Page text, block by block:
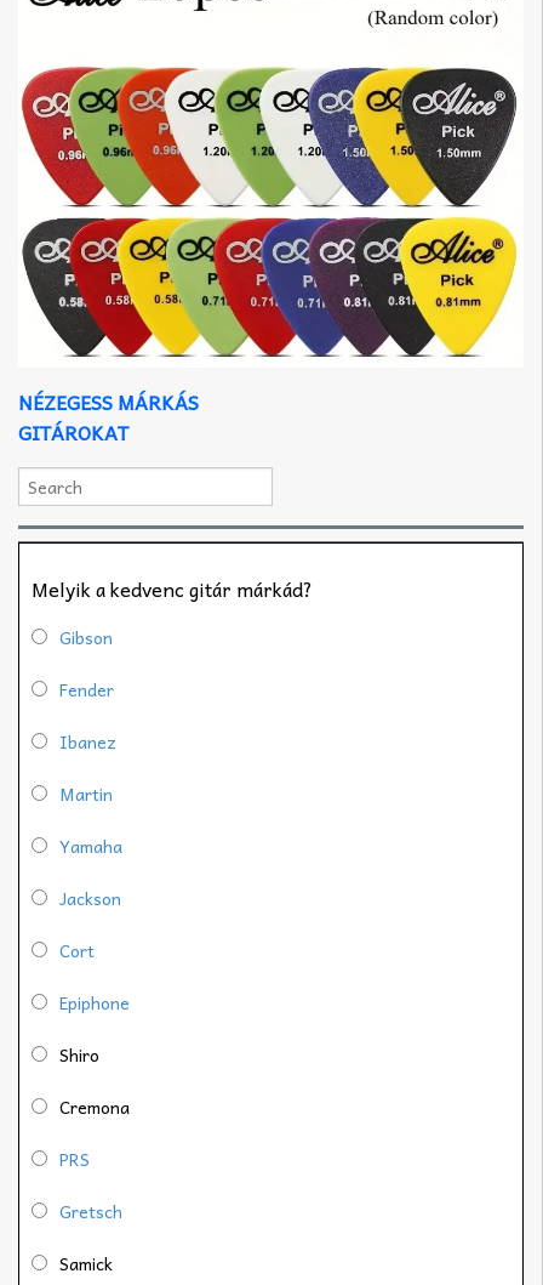
NÉZEGESS MÁRKÁS
GITÁROKAT
Melyik a kedvenc gitár márkád?
Gibson
Fender
Ibanez
Martin
Yamaha
Jackson
Cort
Epiphone
Shiro
Cremona
PRS
Gretsch
Samick